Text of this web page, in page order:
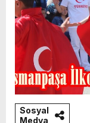
Sosyal
Medya